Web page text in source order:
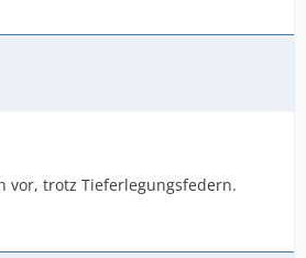
vor, trotz Tieferlegungsfedern.